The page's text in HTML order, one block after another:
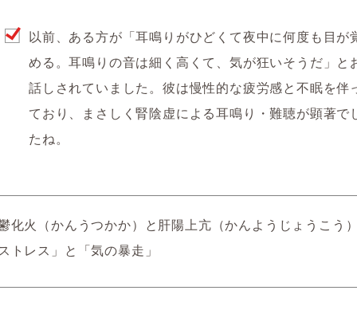
以前、ある方が「耳鳴りがひどくて夜中に何度も目が
める。耳鳴りの音は細く高くて、気が狂いそうだ」と
話しされていました。彼は慢性的な疲労感と不眠を伴
ており、まさしく腎陰虚による耳鳴り・難聴が顕著で
たね。
化火（かんうつかか）と肝陽上亢（かんようじょうこう）
トレス」と「気の暴走」